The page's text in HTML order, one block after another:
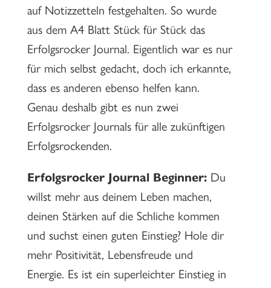
auf Notizzetteln festgehalten. So wurde
aus dem A4 Blatt Stück für Stück das
Erfolgsrocker Journal. Eigentlich war es nur
für mich selbst gedacht, doch ich erkannte,
dass es anderen ebenso helfen kann.
Genau deshalb gibt es nun zwei
Erfolgsrocker Journals für alle zukünftigen
Erfolgsrockenden.
Erfolgsrocker Journal Beginner:Du
willst mehr aus deinem Leben machen,
deinen Stärken auf die Schliche kommen
und suchst einen guten Einstieg? Hole dir
mehr Positivität, Lebensfreude und
Energie. Es ist ein superleichter Einstieg in